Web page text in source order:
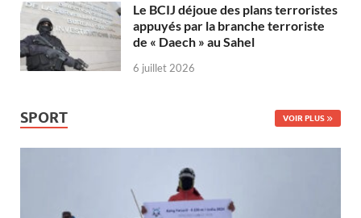
Le BCIJ déjoue des plans terroristes
appuyés par la branche terroriste
de « Daech » au Sahel
6 juillet 2026
SPORT VOIR PLUS